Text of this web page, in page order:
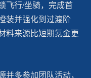
飞行/坐骑，完成首
装并强化到过渡阶
料来源比短期氪金更
并多参加团队活动，